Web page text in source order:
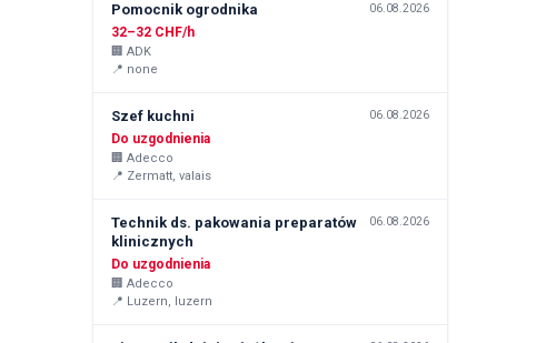
Pomocnik ogrodnika 06.08.2026
32–32 CHF/h
🏢 ADK
📍 none
Szef kuchni 06.08.2026
Do uzgodnienia
🏢 Adecco
📍 Zermatt, valais
Technik ds. pakowania preparatów
klinicznych
06.08.2026
Do uzgodnienia
🏢 Adecco
📍 Luzern, luzern